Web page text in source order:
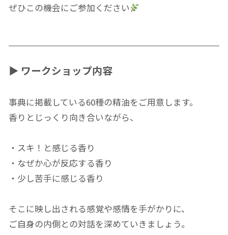
ぜひこの機会にご参加ください
▶ ワークショップ内容
事典に掲載している60種の精油をご用意します。
香りとじっくり向き合いながら、
・スキ！と感じる香り
・なぜか心が反応する香り
・少し苦手に感じる香り
そこに映し出される感覚や感情を手がかりに、
ご自身の内側との対話を深めていきましょう。